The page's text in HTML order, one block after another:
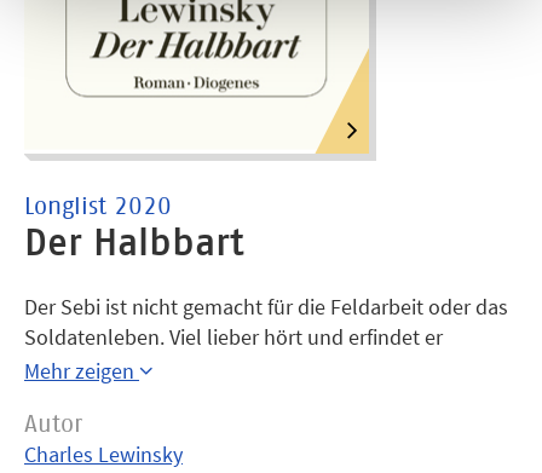
Longlist 2020
Der Halbbart
Der Sebi ist nicht gemacht für die Feldarbeit oder das
Soldatenleben. Viel lieber hört und erfindet er
Geschichten. Im Jahr 1313 hat so einer es nicht leicht
zu hören ist und Engel kaum von Teufeln zu
unterscheiden sind. Doch vom Halbbart, einem
Mehr zeigen
Autor
Charles Lewinsky